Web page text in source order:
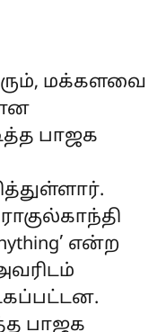
மக்களவை
பாஜக
என்ற
பாஜக